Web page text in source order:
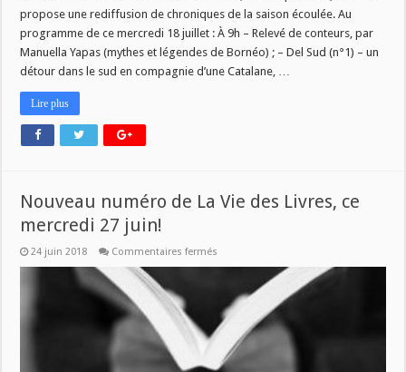
propose une rediffusion de chroniques de la saison écoulée. Au
programme de ce mercredi 18 juillet : À 9h – Relevé de conteurs, par
Manuella Yapas (mythes et légendes de Bornéo) ; – Del Sud (n°1) – un
détour dans le sud en compagnie d’une Catalane, …
Lire plus
Nouveau numéro de La Vie des Livres, ce
mercredi 27 juin!
24 juin 2018 Commentaires fermés
Vie
des
Livres,
mercredi
27